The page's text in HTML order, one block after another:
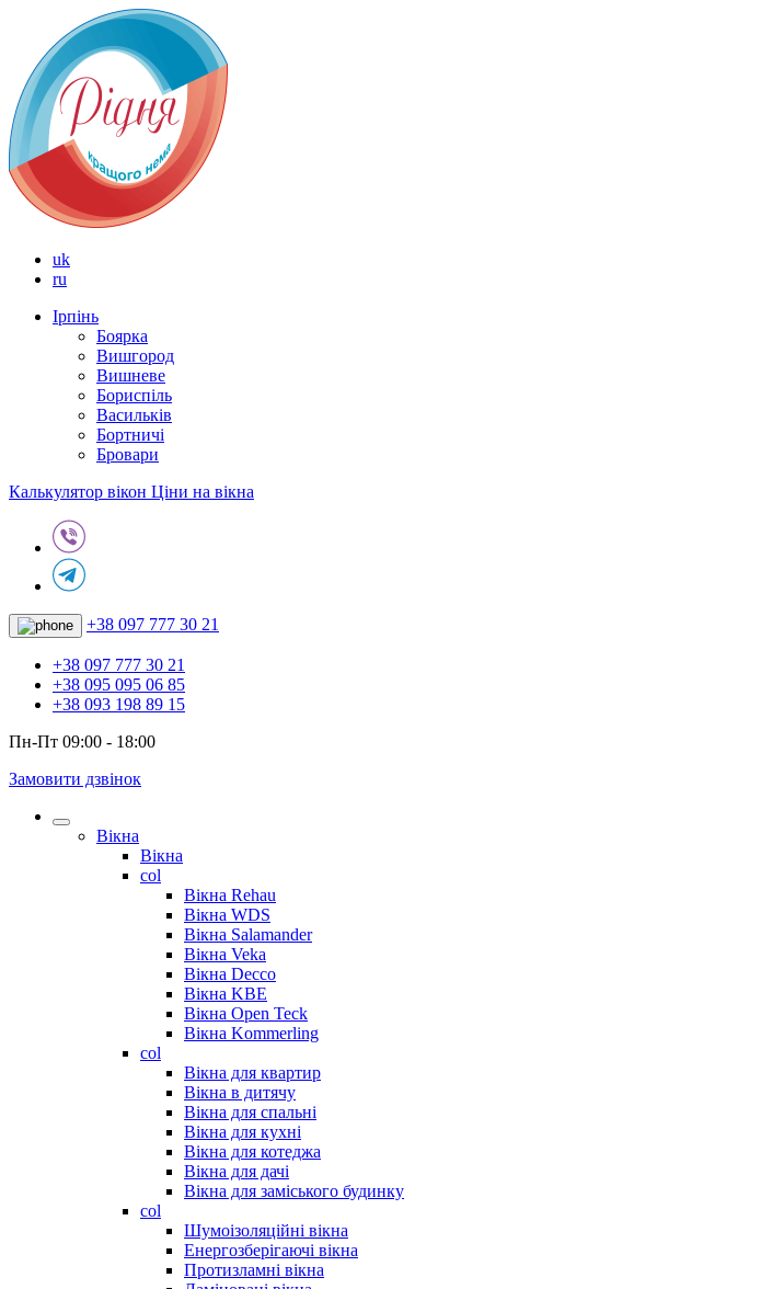
uk
ru
Ірпінь
Боярка
Вишгород
Вишневе
Бориспіль
Васильків
Бортничі
Бровари
Калькулятор вікон Ціни на вікна
+38 097 777 30 21
+38 097 777 30 21
+38 095 095 06 85
+38 093 198 89 15
Пн-Пт 09:00 - 18:00
Замовити дзвінок
Вікна
Вікна
col
Вікна Rehau
Вікна WDS
Вікна Salamander
Вікна Veka
Вікна Decco
Вікна KBE
Вікна Open Teck
Вікна Kommerling
col
Вікна для квартир
Вікна в дитячу
Вікна для спальні
Вікна для кухні
Вікна для котеджа
Вікна для дачі
Вікна для заміського будинку
col
Шумоізоляційні вікна
Енергозберігаючі вікна
Протизламні вікна